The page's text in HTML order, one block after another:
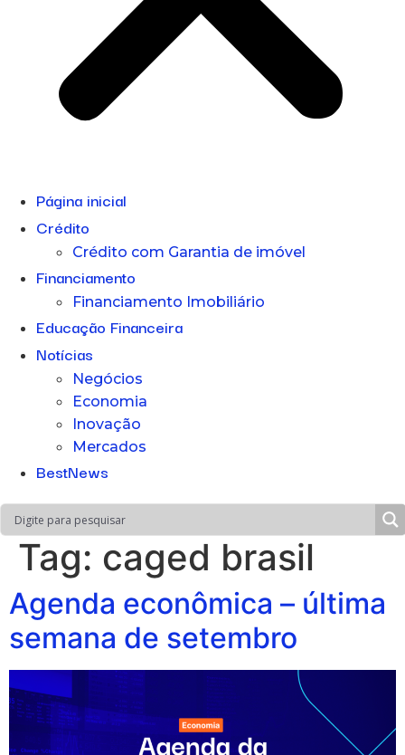
Página inicial
Crédito
Crédito com Garantia de imóvel
Financiamento
Financiamento Imobiliário
Educação Financeira
Notícias
Negócios
Economia
Inovação
Mercados
BestNews
Tag: caged brasil
Agenda econômica – última
semana de setembro